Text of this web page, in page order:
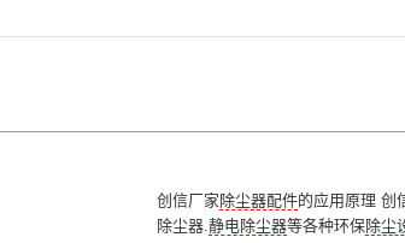
创信厂家 除尘器配件的应用原理 创
除尘器.静电除尘器等各种环保除尘